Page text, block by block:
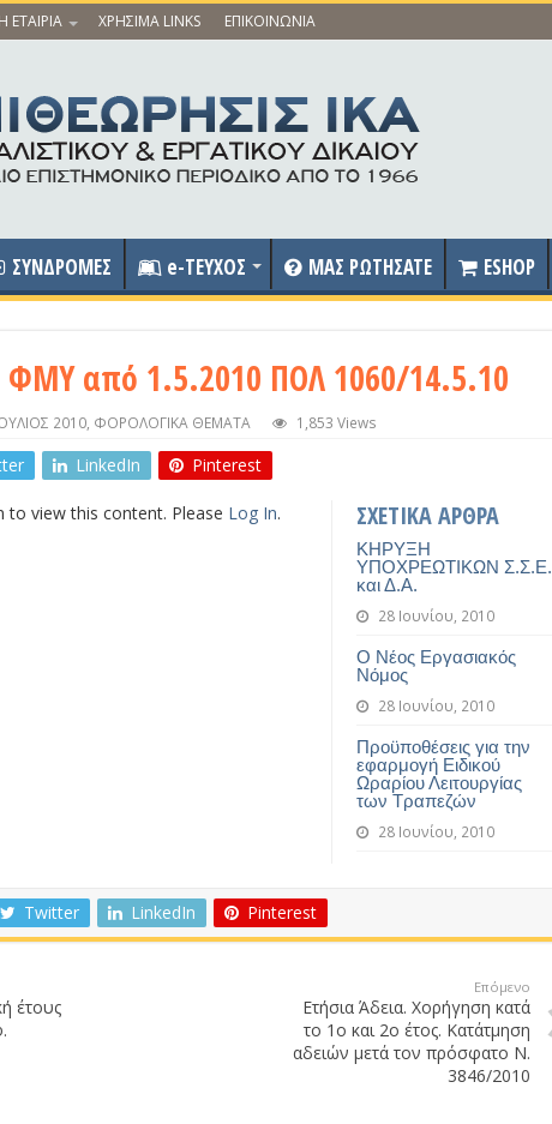
Η ΕΤΑΙΡΙΑ ΧΡΗΣΙΜΑ LINKS ΕΠΙΚΟΙΝΩΝΙΑ
ΣΥΝΔΡΟΜΕΣ e-ΤΕΥΧΟΣ ΜΑΣ ΡΩΤΗΣΑΤΕ ESHOP
από 1.5.2010 ΠΟΛ 1060/14.5.10
2010, ΦΟΡΟΛΟΓΙΚΑ ΘΕΜΑΤΑ 1,853 Views
LinkedIn Pinterest
ΣΧΕΤΙΚΑ ΑΡΘΡΑ
ΚΗΡΥΞΗ
ΥΠΟΧΡΕΩΤΙΚΩΝ Σ.Σ.Ε.
και Δ.Α.
28 Ιουνίου, 2010
Ο Νέος Εργασιακός
Νόμος
28 Ιουνίου, 2010
Προϋποθέσεις για την
εφαρμογή Ειδικού
Ωραρίου Λειτουργίας
των Τραπεζών
28 Ιουνίου, 2010
to view this content. Please Log In.
Twitter LinkedIn Pinterest
έτους
Επόμενο
Ετήσια Άδεια. Χορήγηση κατά
το 1ο και 2ο έτος. Κατάτμηση
αδειών μετά τον πρόσφατο Ν.
3846/2010